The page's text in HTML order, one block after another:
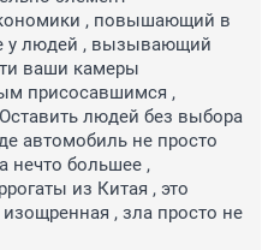
, повышающий в
у людей , вызывающий
ваши камеры
присосавшимся ,
людей без выбора
автомобиль не просто
нечто большее ,
из Китая , это
, зла просто не